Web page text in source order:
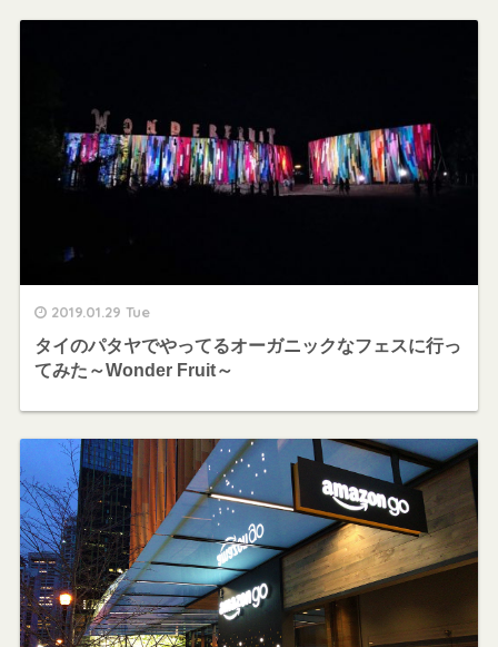
2019.01.29 Tue
タイのパタヤでやってるオーガニックなフェスに行っ
てみた～Wonder Fruit～